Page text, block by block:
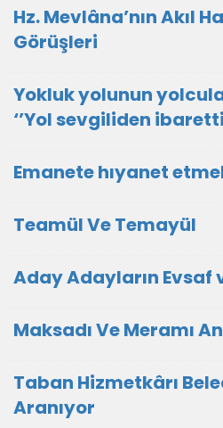
Hz. Mevlâna’nın Akıl
Görüşleri
Yokluk yolunun
‘’Yol sevgiliden
Emanete hıyanet
Teamül Ve Temayül
Aday Adayların Evsaf
Maksadı Ve Meramı
Taban Hizmetkârı
Aranıyor